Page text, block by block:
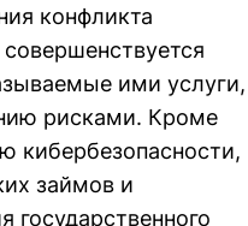
конфликта
ими услуги,
рисками. Кроме
кибербезопасности,
займов и
государственного